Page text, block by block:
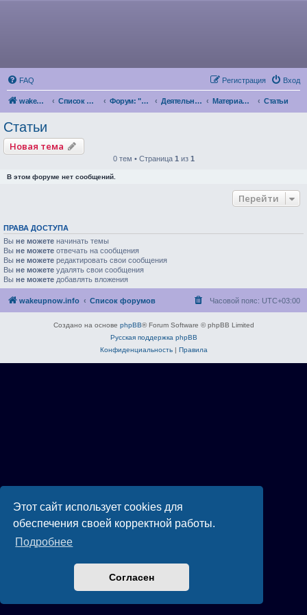
Этот сайт использует cookies для
обеспечения своей корректной работы.
Подробнее
Согласен
FAQ Вход
Регистрация
wakeupnow.info Список форумов Форум: "Пробуждение Разума" Деятельность по продвижению и развитию парадигмы Левашова Материалы для распространения Статьи
Статьи
Новая тема
0 тем • Страница 1 из 1
В этом форуме нет сообщений.
Перейти
ПРАВА ДОСТУПА
Вы не можете начинать темы
Вы не можете отвечать на сообщения
Вы не можете редактировать свои сообщения
Вы не можете удалять свои сообщения
Вы не можете добавлять вложения
wakeupnow.info Список форумов Часовой пояс: UTC+03:00
Создано на основе phpBB® Forum Software © phpBB Limited
Русская поддержка phpBB
Конфиденциальность| Правила